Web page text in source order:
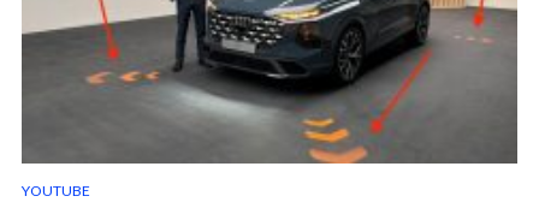
YOUTUBE